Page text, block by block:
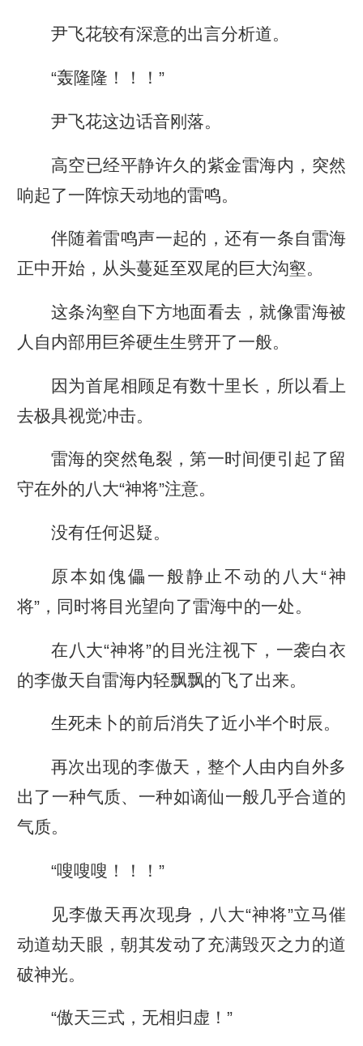
尹飞花较有深意的出言分析道。
“轰隆隆！！！”
尹飞花这边话音刚落。
高空已经平静许久的紫金雷海内，突然
响起了一阵惊天动地的雷鸣。
伴随着雷鸣声一起的，还有一条自雷海
正中开始，从头蔓延至双尾的巨大沟壑。
这条沟壑自下方地面看去，就像雷海被
人自内部用巨斧硬生生劈开了一般。
因为首尾相顾足有数十里长，所以看上
去极具视觉冲击。
雷海的突然龟裂，第一时间便引起了留
守在外的八大“神将”注意。
没有任何迟疑。
原本如傀儡一般静止不动的八大“神
将”，同时将目光望向了雷海中的一处。
在八大“神将”的目光注视下，一袭白衣
的李傲天自雷海内轻飘飘的飞了出来。
生死未卜的前后消失了近小半个时辰。
再次出现的李傲天，整个人由内自外多
出了一种气质、一种如谪仙一般几乎合道的
气质。
“嗖嗖嗖！！！”
见李傲天再次现身，八大“神将”立马催
动道劫天眼，朝其发动了充满毁灭之力的道
破神光。
“傲天三式，无相归虚！”